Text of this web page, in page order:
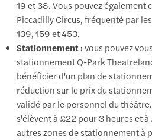
19 et 38. Vous pouvez également
Piccadilly Circus, fréquenté par
139, 159 et 453.
Stationnement :vous pouvez
stationnement Q-Park
bénéficier d'un plan de
réduction sur le prix du
validé par le personnel du
s'élèvent à £22 pour 3 heures et
autres zones de stationnement à